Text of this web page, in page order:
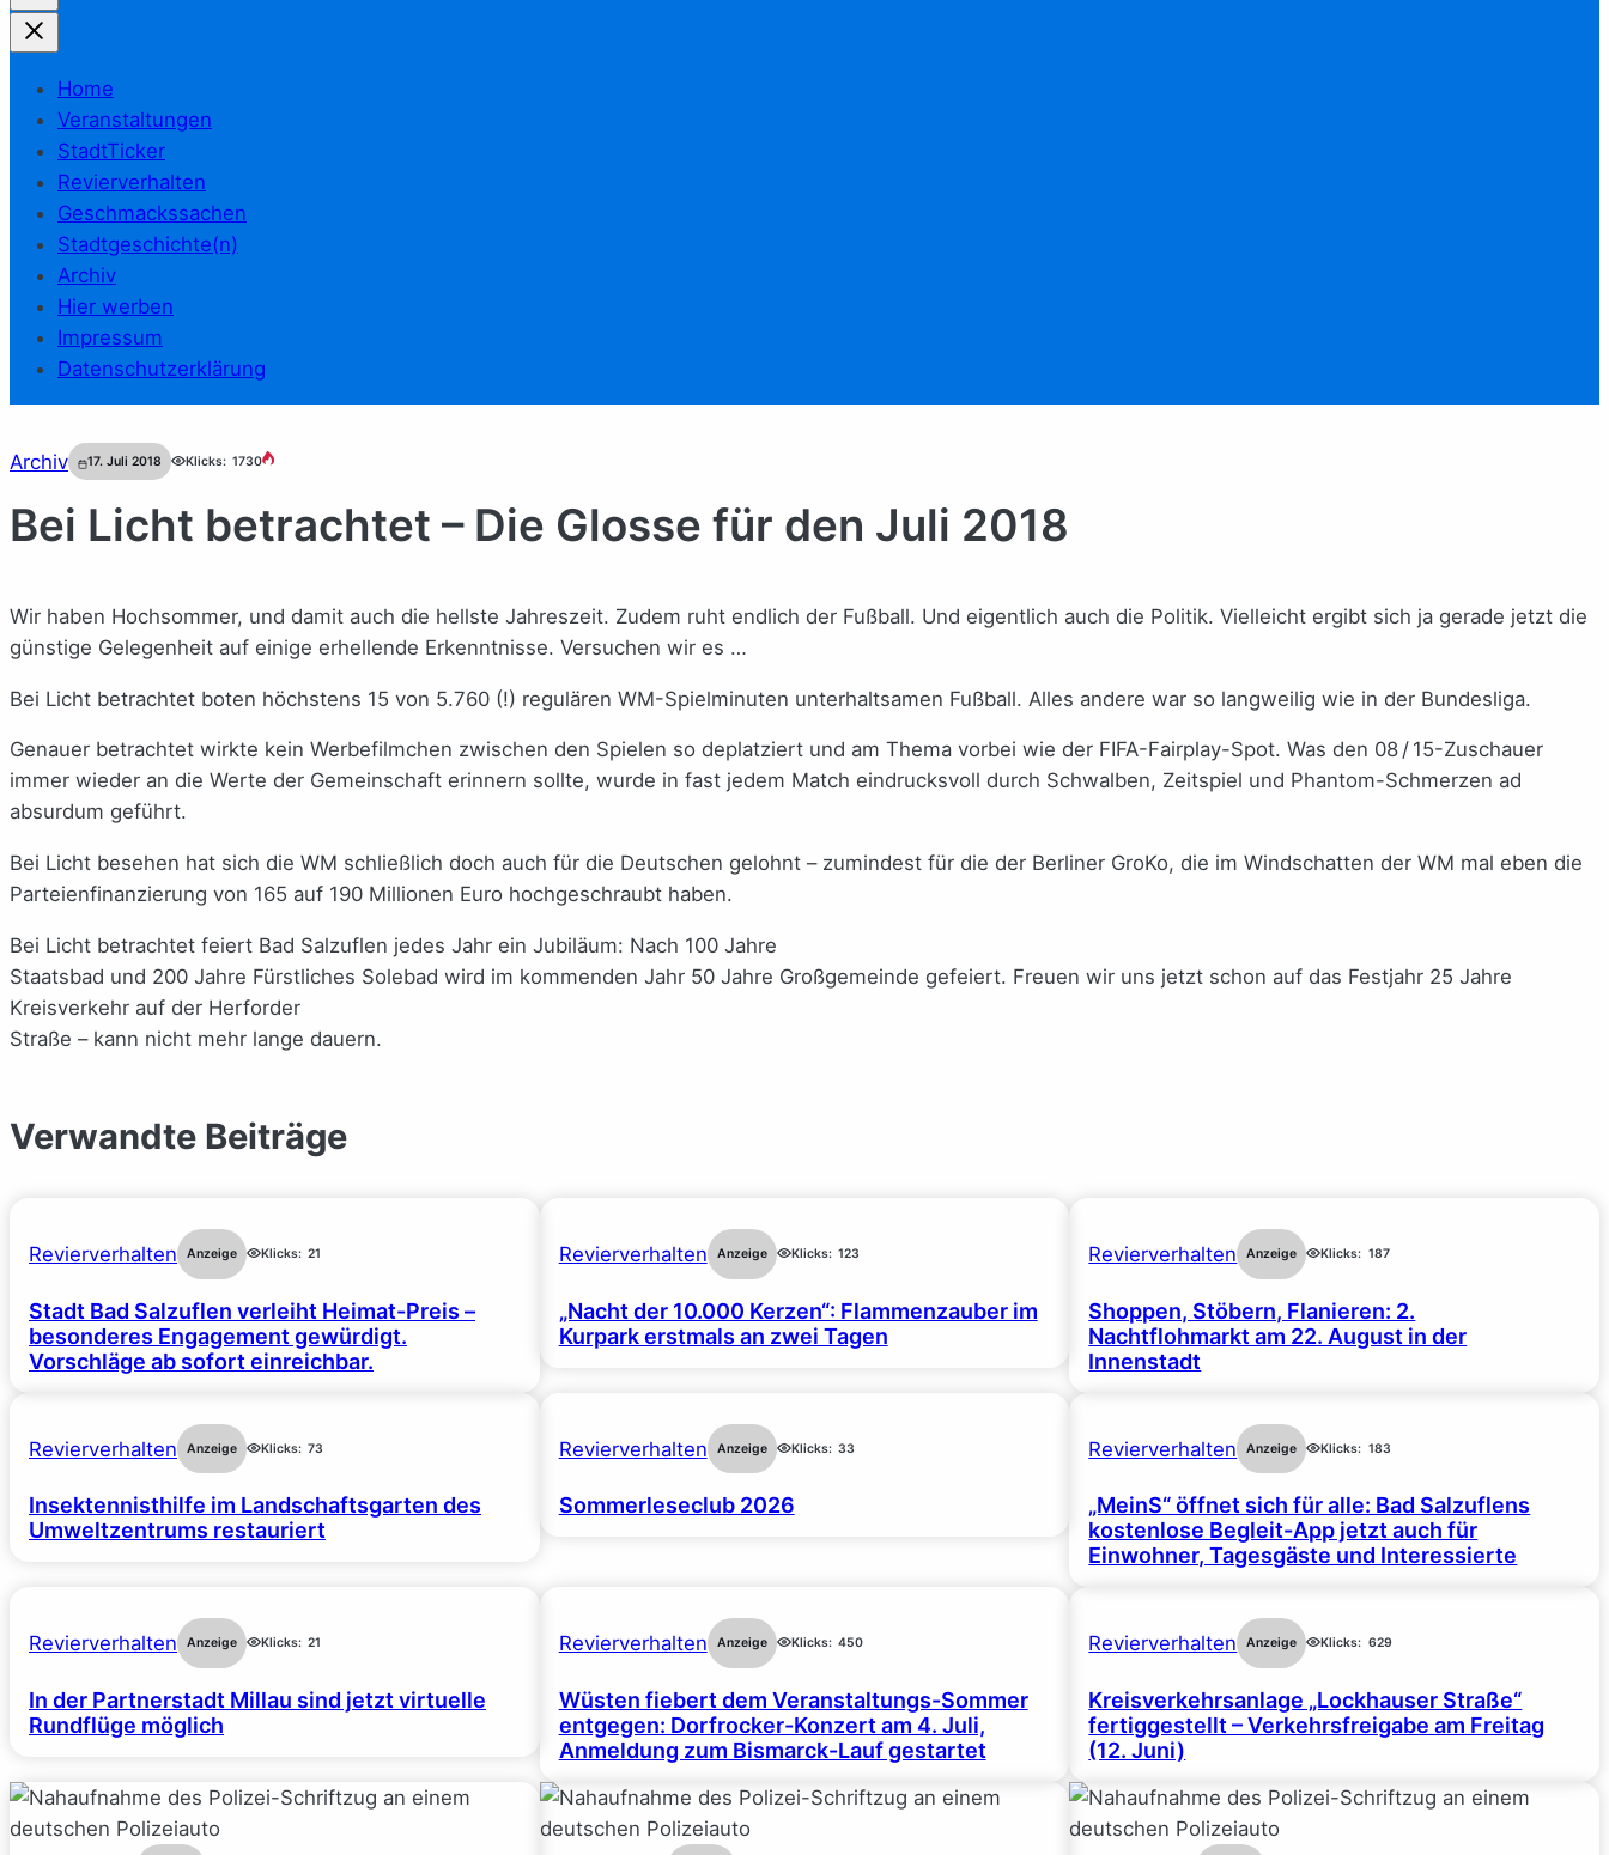
Home
Veranstaltungen
StadtTicker
Revierverhalten
Geschmackssachen
Stadtgeschichte(n)
Archiv
Hier werben
Impressum
Datenschutzerklärung
Archiv 17. Juli 2018 Klicks: 1730
Bei Licht betrachtet – Die Glosse für den Juli 2018
Wir haben Hochsommer, und damit auch die hellste Jahreszeit. Zudem ruht endlich der Fußball. Und eigentlich auch die Politik. Vielleicht ergibt sich ja gerade jetzt die
günstige Gelegenheit auf einige erhellende Erkenntnisse. Versuchen wir es …
Bei Licht betrachtet boten höchstens 15 von 5.760 (!) regulären WM-Spielminuten unterhaltsamen Fußball. Alles andere war so langweilig wie in der Bundesliga.
Genauer betrachtet wirkte kein Werbefilmchen zwischen den Spielen so deplatziert und am Thema vorbei wie der FIFA-Fairplay-Spot. Was den 08 / 15-Zuschauer
immer wieder an die Werte der Gemeinschaft erinnern sollte, wurde in fast jedem Match eindrucksvoll durch Schwalben, Zeitspiel und Phantom-Schmerzen ad
absurdum geführt.
Bei Licht besehen hat sich die WM schließlich doch auch für die Deutschen gelohnt – zumindest für die der Berliner GroKo, die im Windschatten der WM mal eben die
Parteienfinanzierung von 165 auf 190 Millionen Euro hochgeschraubt haben.
Bei Licht betrachtet feiert Bad Salzuflen jedes Jahr ein Jubiläum: Nach 100 Jahre
Staatsbad und 200 Jahre Fürstliches Solebad wird im kommenden Jahr 50 Jahre Großgemeinde gefeiert. Freuen wir uns jetzt schon auf das Festjahr 25 Jahre
Kreisverkehr auf der Herforder
Straße – kann nicht mehr lange dauern.
Verwandte Beiträge
Revierverhalten Anzeige Klicks: 21
Stadt Bad Salzuflen verleiht Heimat-Preis –
besonderes Engagement gewürdigt.
Vorschläge ab sofort einreichbar.
Revierverhalten Anzeige Klicks: 123
„Nacht der 10.000 Kerzen“: Flammenzauber im
Kurpark erstmals an zwei Tagen
Revierverhalten Anzeige Klicks: 187
Shoppen, Stöbern, Flanieren: 2.
Nachtflohmarkt am 22. August in der
Innenstadt
Revierverhalten Anzeige Klicks: 73
Insektennisthilfe im Landschaftsgarten des
Umweltzentrums restauriert
Revierverhalten Anzeige Klicks: 33
Sommerleseclub 2026
Revierverhalten Anzeige Klicks: 183
„MeinS“ öffnet sich für alle: Bad Salzuflens
kostenlose Begleit-App jetzt auch für
Einwohner, Tagesgäste und Interessierte
Revierverhalten Anzeige Klicks: 21
In der Partnerstadt Millau sind jetzt virtuelle
Rundflüge möglich
Revierverhalten Anzeige Klicks: 450
Wüsten fiebert dem Veranstaltungs-Sommer
entgegen: Dorfrocker-Konzert am 4. Juli,
Anmeldung zum Bismarck-Lauf gestartet
Revierverhalten Anzeige Klicks: 629
Kreisverkehrsanlage „Lockhauser Straße“
fertiggestellt – Verkehrsfreigabe am Freitag
(12. Juni)